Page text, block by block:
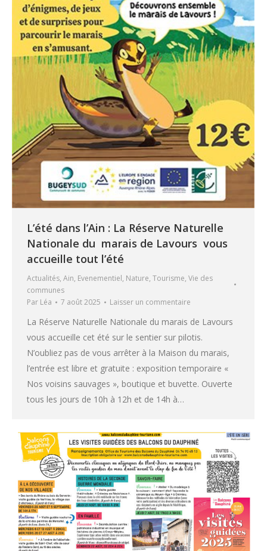
L’été dans l’Ain : La Réserve Naturelle
Nationale du marais de Lavours vous
accueille tout l’été
Actualités, Ain, Evenementiel, Nature, Tourisme, Vie des
communes
Par Léa 7 août 2025 Laisser un commentaire
La Réserve Naturelle Nationale du marais de Lavours
vous accueille cet été sur le sentier sur pilotis.
N’oubliez pas de vous arrêter à la Maison du marais,
l’entrée est libre et gratuite : exposition temporaire «
Nos voisins sauvages », boutique et buvette. Ouverte
tous les jours de 10h à 12h et de 14h à…